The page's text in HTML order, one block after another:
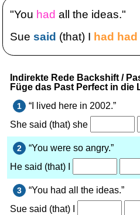
"You had all the ideas."
Suesaid (that) I had had